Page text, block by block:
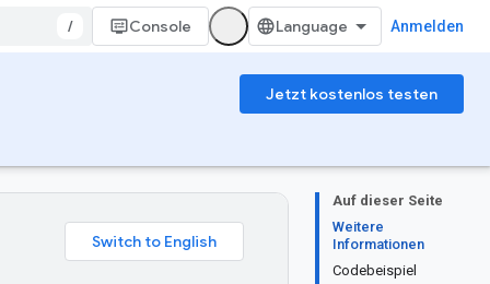
/ Console Anmelden
Jetzt kostenlos testen
Auf dieser Seite
Weitere
Informationen
Codebeispiel